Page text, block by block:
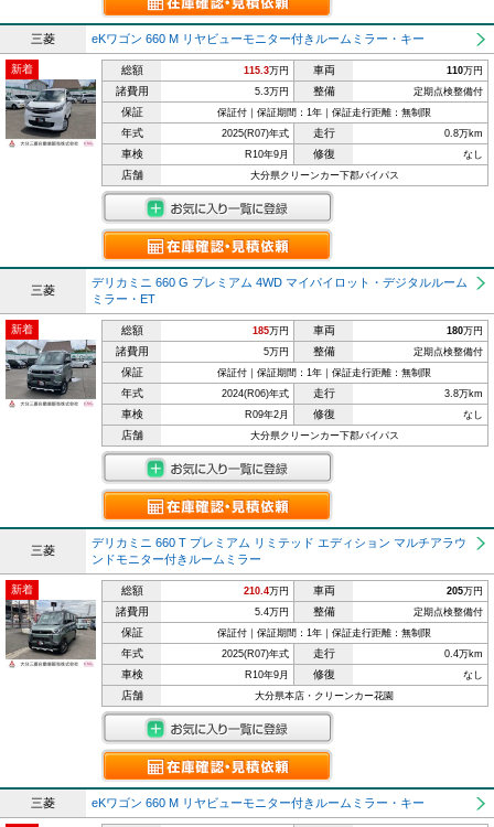
三菱 eKワゴン 660 M リヤビューモニター付きルームミラー・キー
新着 総額 115.3万円 車両 110万円
諸費用 5.3万円 整備 定期点検整備付
保証 保証付｜保証期間：1年｜保証走行距離：無制限
年式 2025(R07)年式 走行 0.8万km
車検 R10年9月 修復 なし
店舗 大分県クリーンカー下郡バイパス
三菱
デリカミニ 660 G プレミアム 4WD マイパイロット・デジタルルーム
ミラー・ET
新着 総額 185万円 車両 180万円
諸費用 5万円 整備 定期点検整備付
保証 保証付｜保証期間：1年｜保証走行距離：無制限
年式 2024(R06)年式 走行 3.8万km
車検 R09年2月 修復 なし
店舗 大分県クリーンカー下郡バイパス
三菱
デリカミニ 660 T プレミアム リミテッド エディション マルチアラウ
ンドモニター付きルームミラー
新着 総額 210.4万円 車両 205万円
諸費用 5.4万円 整備 定期点検整備付
保証 保証付｜保証期間：1年｜保証走行距離：無制限
年式 2025(R07)年式 走行 0.4万km
車検 R10年9月 修復 なし
店舗 大分県本店・クリーンカー花園
三菱 eKワゴン 660 M リヤビューモニター付きルームミラー・キー